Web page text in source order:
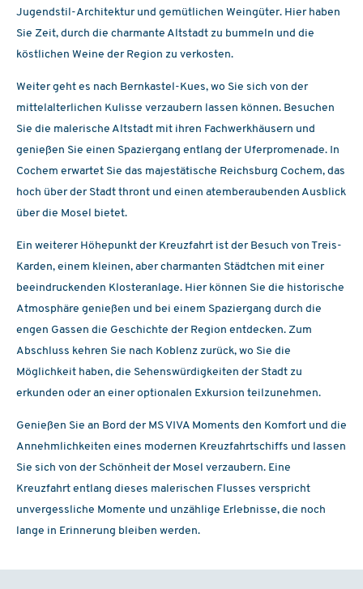
Jugendstil-Architektur und gemütlichen Weingüter. Hier haben
Sie Zeit, durch die charmante Altstadt zu bummeln und die
köstlichen Weine der Region zu verkosten.
Weiter geht es nach Bernkastel-Kues, wo Sie sich von der
mittelalterlichen Kulisse verzaubern lassen können. Besuchen
Sie die malerische Altstadt mit ihren Fachwerkhäusern und
genießen Sie einen Spaziergang entlang der Uferpromenade. In
Cochem erwartet Sie das majestätische Reichsburg Cochem, das
hoch über der Stadt thront und einen atemberaubenden Ausblick
über die Mosel bietet.
Ein weiterer Höhepunkt der Kreuzfahrt ist der Besuch von Treis-
Karden, einem kleinen, aber charmanten Städtchen mit einer
beeindruckenden Klosteranlage. Hier können Sie die historische
Atmosphäre genießen und bei einem Spaziergang durch die
engen Gassen die Geschichte der Region entdecken. Zum
Abschluss kehren Sie nach Koblenz zurück, wo Sie die
Möglichkeit haben, die Sehenswürdigkeiten der Stadt zu
erkunden oder an einer optionalen Exkursion teilzunehmen.
Genießen Sie an Bord der MS VIVA Moments den Komfort und die
Annehmlichkeiten eines modernen Kreuzfahrtschiffs und lassen
Sie sich von der Schönheit der Mosel verzaubern. Eine
Kreuzfahrt entlang dieses malerischen Flusses verspricht
unvergessliche Momente und unzählige Erlebnisse, die noch
lange in Erinnerung bleiben werden.